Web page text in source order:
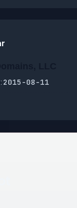
2015-08-11